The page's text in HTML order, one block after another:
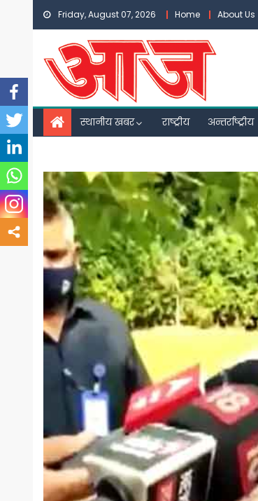
Skip
content
Friday, August 07, 2026 Home About Us
स्थानीय खबर राष्ट्रीय अन्तर्राष्ट्रीय